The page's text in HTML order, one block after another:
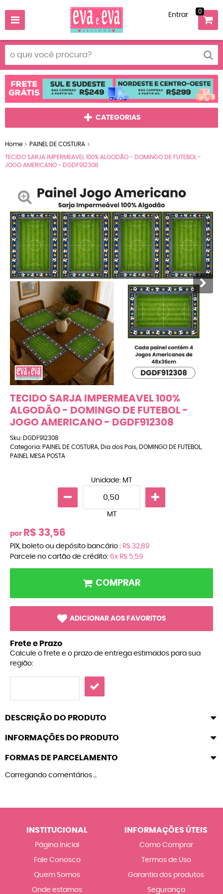
Entrar 0
CATEGORIAS
Home PAINEL DE COSTURA
TECIDO SARJA IMPERMEAVEL 100% ALGODÃO - DOMINGO DE FUTEBOL -
JOGO AMERICANO - DGDF912308
TECIDO SARJA IMPERMEAVEL 100%
ALGODÃO - DOMINGO DE FUTEBOL -
JOGO AMERICANO - DGDF912308
Sku: DGDF912308
Categoria: PAINEL DE COSTURA Dia dos Pais DOMINGO DE FUTEBOL
PAINEL MESA POSTA
Unidade: MT
MT
por R$ 33,56
PIX, boleto ou depósito bancário : R$ 32,89
Parcele no cartão de crédito: 6x R$ 5,59
COMPRAR
ADICIONAR AOS FAVORITOS
Frete e Prazo
Calcule o frete e o prazo de entrega estimados para sua
região:
DESCRIÇÃO DO PRODUTO
INFORMAÇÕES DO PRODUTO
FORMAS DE PARCELAMENTO
Carregando comentários ...
INSTITUCIONAL
Página Inicial
Fale Conosco
Quem Somos
Onde estamos
INFORMAÇÕES ÚTEIS
Como Comprar
Termos de Uso
Garantia dos produtos
Segurança